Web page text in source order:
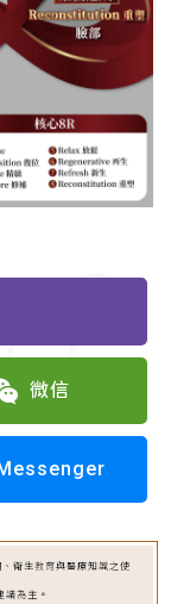
微信
衛生教育與醫療知識之使
議為主。